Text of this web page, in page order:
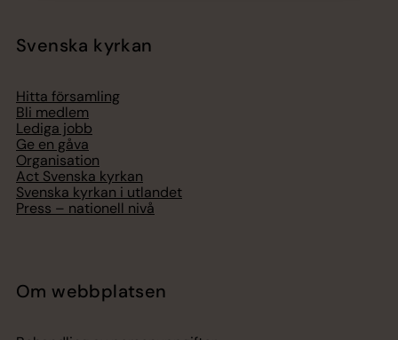
Svenska kyrkan
Hitta församling
Bli medlem
Lediga jobb
Ge en gåva
Organisation
Act Svenska kyrkan
Svenska kyrkan i utlandet
Press – nationell nivå
Om webbplatsen